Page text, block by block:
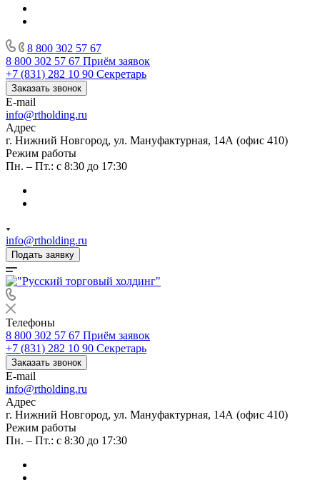
8 800 302 57 67
8 800 302 57 67 Приём заявок
+7 (831) 282 10 90 Секретарь
Заказать звонок
E-mail
info@rtholding.ru
Адрес
г. Нижний Новгород, ул. Мануфактурная, 14А (офис 410)
Режим работы
Пн. – Пт.: с 8:30 до 17:30
info@rtholding.ru
Подать заявку
Телефоны
8 800 302 57 67 Приём заявок
+7 (831) 282 10 90 Секретарь
Заказать звонок
E-mail
info@rtholding.ru
Адрес
г. Нижний Новгород, ул. Мануфактурная, 14А (офис 410)
Режим работы
Пн. – Пт.: с 8:30 до 17:30